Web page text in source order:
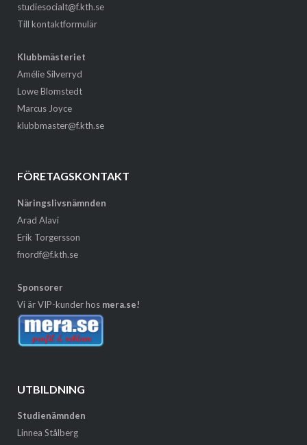
studiesocialt@f.kth.se
Till kontaktformulär
Klubbmästeriet
Amélie Silverryd
Lowe Blomstedt
Marcus Joyce
klubbmaster@f.kth.se
FÖRETAGSKONTAKT
Näringslivsnämnden
Arad Alavi
Erik Torgersson
fnordf@f.kth.se
Sponsorer
Vi är VIP-kunder hos mera.se!
UTBILDNING
Studienämnden
Linnea Stålberg